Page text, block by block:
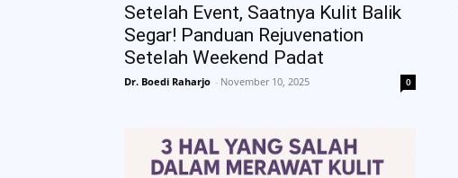
Setelah Event, Saatnya Kulit Balik
Segar! Panduan Rejuvenation
Setelah Weekend Padat
Dr. Boedi Raharjo - November 10, 2025 0